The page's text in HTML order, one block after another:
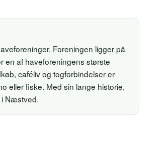
Foreningen ligger på
en af haveforeningens største
caféliv og togforbindelser er
eller fiske. Med sin lange historie,
i Næstved.